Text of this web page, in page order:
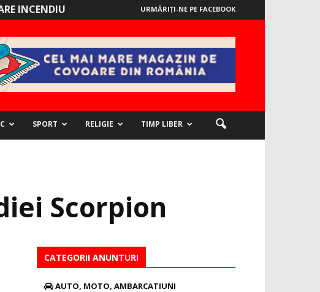
INCENDIU URMĂRIȚI-NE PE FACEBOOK
SPORT RELIGIE TIMP LIBER
Scorpion
CATEGORII ANUNTURI
AUTO, MOTO, AMBARCATIUNI